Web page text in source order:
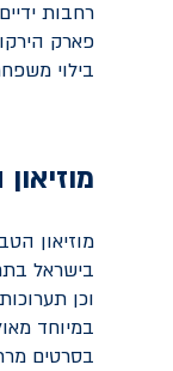
פארק
בילוי
מוזיאון
בישראל
וכן
במיוחד
בסרטים